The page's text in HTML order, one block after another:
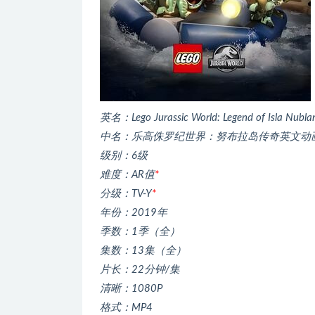
英名：Lego Jurassic World: Legend of Isla Nublar
中名：乐高侏罗纪世界：努布拉岛传奇英文动
级别：6级
难度：AR值*
分级：TV-Y*
年份：2019年
季数：1季（全）
集数：13集（全）
片长：22分钟/集
清晰：1080P
格式：MP4